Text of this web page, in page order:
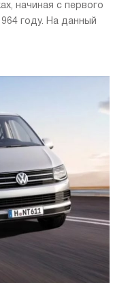
начиная с первого
году. На данный